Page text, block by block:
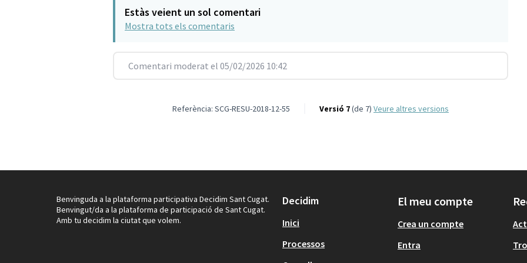
Estàs veient un sol comentari
Mostra tots els comentaris
Comentari moderat el 05/02/2026 10:42
Referència: SCG-RESU-2018-12-55 Versió 7(de 7) veure altres versions
Benvinguda a la plataforma participativa Decidim Sant Cugat.
Benvingut/da a la plataforma de participació de Sant Cugat.
Amb tu decidim la ciutat que volem.
Decidim
Inici
Processos
El meu compte
Crea un compte
Entra